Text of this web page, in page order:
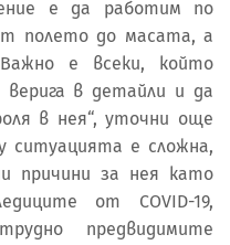
е да работим по
полето до масата, а
е всеки, който
в детайли и да
в нея“, уточни още
е сложна,
причини за нея като
от COVID-19,
предвидимите